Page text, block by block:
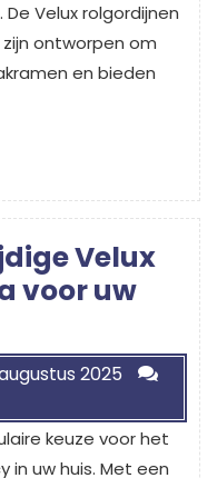
Velux rolgordijnen
ontworpen om
en bieden
Velux
voor uw
2025
keuze voor het
in uw huis. Met een